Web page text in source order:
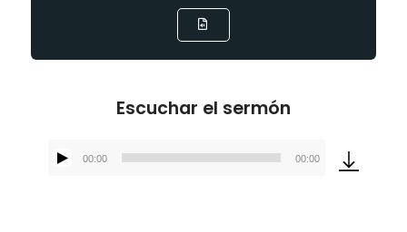
Escuchar el sermón
Reproductor
00:00 00:00